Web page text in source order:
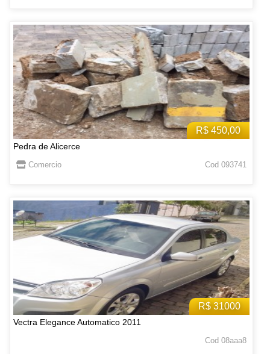
R$ 450,00
Pedra de Alicerce
Comercio Cod 093741
R$ 31000
Vectra Elegance Automatico 2011
Cod 08aaa8